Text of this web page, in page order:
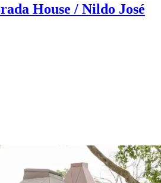
House / Nildo José